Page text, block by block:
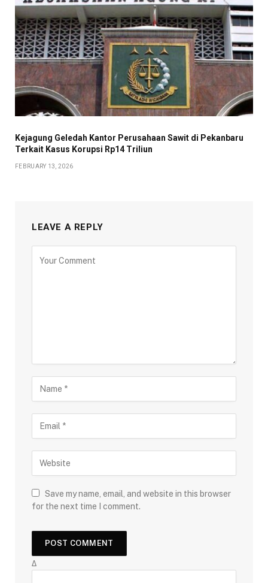
Kejagung Geledah Kantor Perusahaan Sawit di Pekanbaru
Terkait Kasus Korupsi Rp14 Triliun
FEBRUARY 13, 2026
LEAVE A REPLY
Save my name, email, and website in this browser
for the next time I comment.
Δ